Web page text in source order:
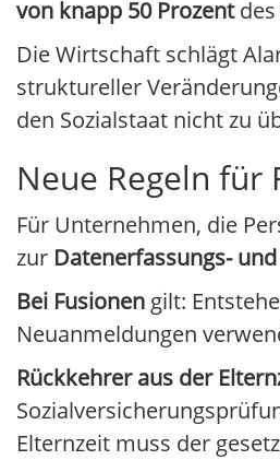
von knapp 50 Prozentdes
Die Wirtschaft schlägt
struktureller
den Sozialstaat nicht zu
Neue Regeln für
Für Unternehmen, die
zur Datenerfassungs-
Bei Fusionen gilt:
Neuanmeldungen
Rückkehrer aus der
Elternzeit muss der